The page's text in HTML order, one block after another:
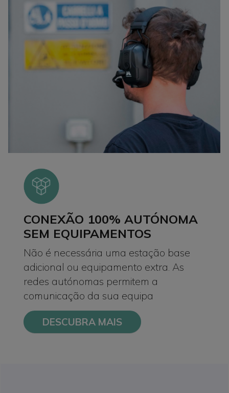
CONEXÃO 100% AUTÓNOMA
SEM EQUIPAMENTOS
Não é necessária uma estação base
adicional ou equipamento extra. As
redes autónomas permitem a
comunicação da sua equipa
DESCUBRA MAIS